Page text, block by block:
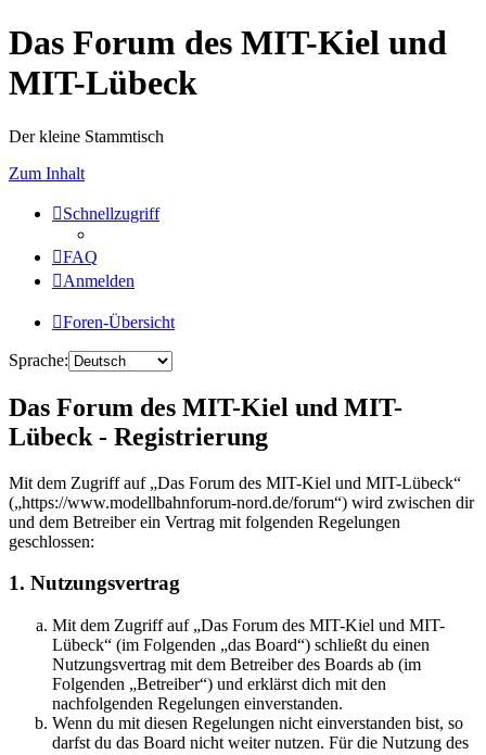
Das Forum des MIT-Kiel und
MIT-Lübeck
Der kleine Stammtisch
Zum Inhalt
Schnellzugriff
FAQ
Anmelden
Foren-Übersicht
Sprache:
Das Forum des MIT-Kiel und MIT-
Lübeck - Registrierung
Mit dem Zugriff auf „Das Forum des MIT-Kiel und MIT-Lübeck“
(„https://www.modellbahnforum-nord.de/forum“) wird zwischen dir
und dem Betreiber ein Vertrag mit folgenden Regelungen
geschlossen:
1. Nutzungsvertrag
Mit dem Zugriff auf „Das Forum des MIT-Kiel und MIT-
Lübeck“ (im Folgenden „das Board“) schließt du einen
Nutzungsvertrag mit dem Betreiber des Boards ab (im
Folgenden „Betreiber“) und erklärst dich mit den
nachfolgenden Regelungen einverstanden.
Wenn du mit diesen Regelungen nicht einverstanden bist, so
darfst du das Board nicht weiter nutzen. Für die Nutzung des